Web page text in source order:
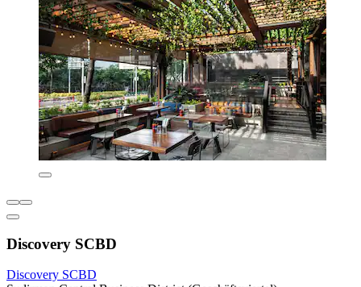
Discovery SCBD
Discovery SCBD